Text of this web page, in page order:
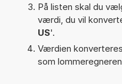
På listen skal du
værdi, du vil
US'.
Værdien
som